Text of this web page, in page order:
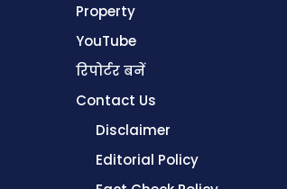
Property
YouTube
रिपोर्टर बनें
Contact Us
Disclaimer
Editorial Policy